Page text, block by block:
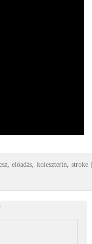
,előadás koleszterin stroke|